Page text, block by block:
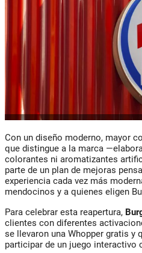
Con un diseño moderno, mayor
que distingue a la marca
colorantes ni aromatizantes
parte de un plan de mejoras
experiencia cada vez más
mendocinos y a quienes eligen
Para celebrar esta reapertura,
clientes con diferentes
se llevaron una Whopper gratis y
participar de un juego interactivo